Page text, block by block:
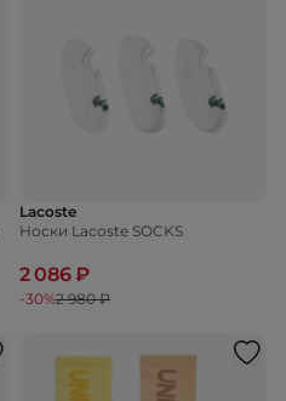
Lacoste
Носки Lacoste SOCKS
2 086 ₽
-30%2 980 ₽